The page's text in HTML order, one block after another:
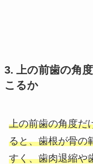
3. 上の前歯の角
こるか
上の前歯の角度だ
ると、歯根が骨の
すく、歯肉退縮や